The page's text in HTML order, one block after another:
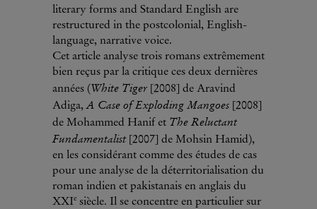
literary forms and Standard English are
restructured in the postcolonial, English-
language, narrative voice.
Cet article analyse trois romans extrêmement
bien reçus par la critique ces deux dernières
années (White Tiger[2008] de Aravind
Adiga,A Case of Exploding Mangoes [2008]
de Mohammed Hanif et The Reluctant
Fundamentalist [2007] de Mohsin Hamid),
en les considérant comme des études de cas
pour une analyse de la déterritorialisation du
roman indien et pakistanais en anglais du
XXIe siècle. Il se concentre en particulier sur